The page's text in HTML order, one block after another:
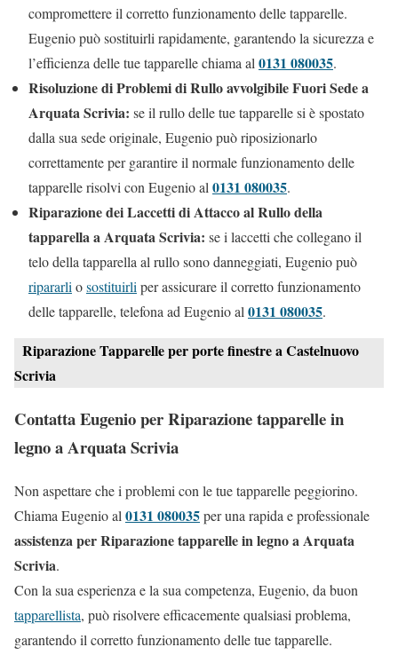
compromettere il corretto funzionamento delle tapparelle.
Eugenio può sostituirli rapidamente, garantendo la sicurezza e
l’efficienza delle tue tapparelle chiama al0131 080035.
Risoluzione di Problemi di Rullo avvolgibile Fuori Sede a
Arquata Scrivia: se il rullo delle tue tapparelle si è spostato
dalla sua sede originale, Eugenio può riposizionarlo
correttamente per garantire il normale funzionamento delle
tapparelle risolvi con Eugenio al0131 080035.
Riparazione dei Laccetti di Attacco al Rullo della
tapparella a Arquata Scrivia: se i laccetti che collegano il
telo della tapparella al rullo sono danneggiati, Eugenio può
ripararliosostituirliper assicurare il corretto funzionamento
delle tapparelle, telefona ad Eugenio al0131 080035.
Riparazione Tapparelle per porte finestre a Castelnuovo
Scrivia
Contatta Eugenio per Riparazione tapparelle in
legno a Arquata Scrivia
Non aspettare che i problemi con le tue tapparelle peggiorino.
Chiama Eugenio al 0131 080035per una rapida e professionale
assistenza per Riparazione tapparelle in legno a Arquata
Scrivia.
Con la sua esperienza e la sua competenza, Eugenio, da buon
tapparellista, può risolvere efficacemente qualsiasi problema,
garantendo il corretto funzionamento delle tue tapparelle.